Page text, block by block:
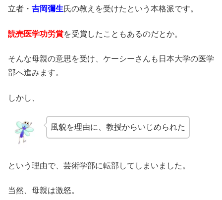
立者・ 吉岡彌生氏の教えを受けたという本格派です。
読売医学功労賞を受賞したこともあるのだとか。
そんな母親の意思を受け、ケーシーさんも日本大学の医学
部へ進みます。
しかし、
風貌を理由に、教授からいじめられた
という理由で、芸術学部に転部してしまいました。
当然、母親は激怒。